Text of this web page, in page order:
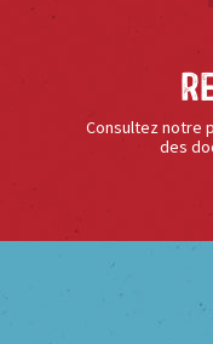
Consultez notre
des